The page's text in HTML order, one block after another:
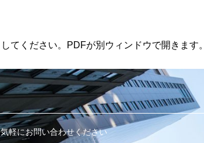
てください。PDFが別ウィンドウで開きます。
軽にお問い合わせください